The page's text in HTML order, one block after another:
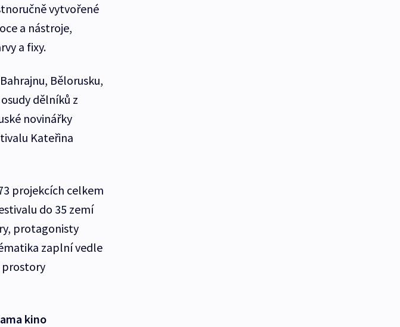
vytvořené
a nástroje,
a fixy.
Bělorusku,
dělníků z
novinářky
Kateřina
projekcích celkem
do 35 zemí
protagonisty
zaplní vedle
prostory
kino